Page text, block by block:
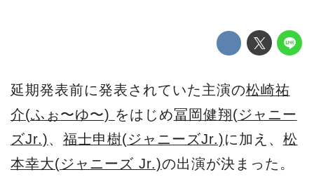
延期発表前に発表されていた主演の松崎祐
介(ふぉ〜ゆ〜) をはじめ冨岡健翔(ジャニー
ズJr.)、 福士申樹(ジャニーズJr.)に加え、 松
本幸大(ジャニーズ Jr.)の出演が決まった。